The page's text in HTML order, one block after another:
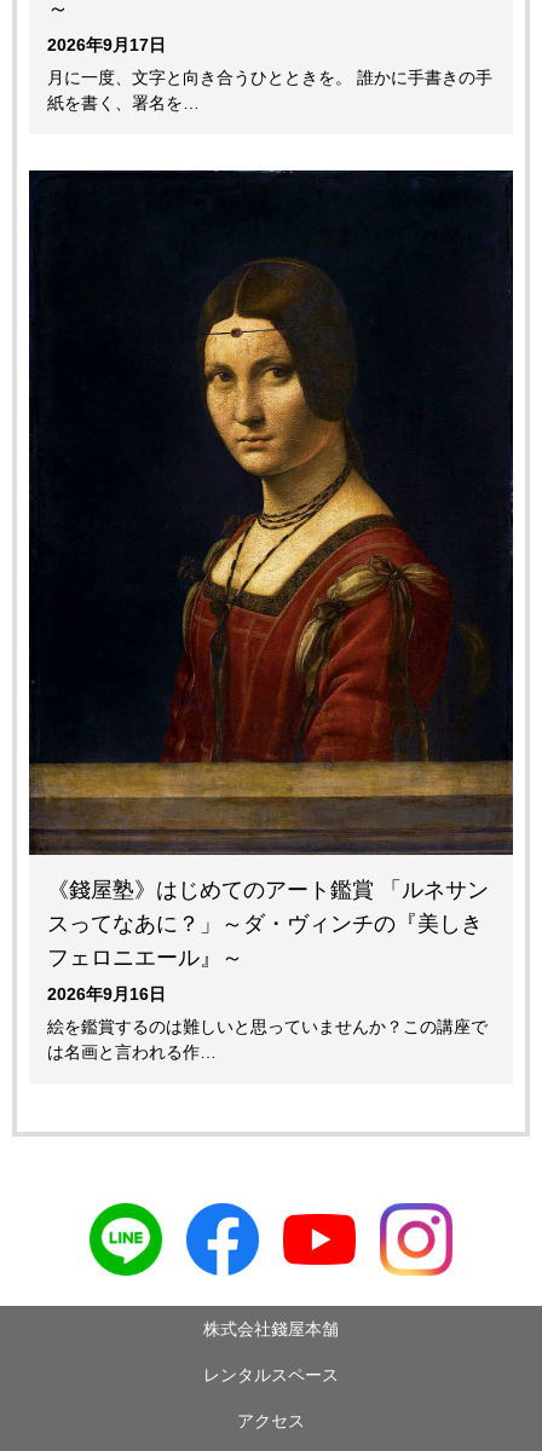
～
2026年9月17日
月に一度、文字と向き合うひとときを。 誰かに手書きの手
紙を書く、署名を…
《錢屋塾》はじめてのアート鑑賞 「ルネサン
スってなあに？」～ダ・ヴィンチの『美しき
フェロニエール』～
2026年9月16日
絵を鑑賞するのは難しいと思っていませんか？この講座で
は名画と言われる作…
株式会社錢屋本舗
レンタルスペース
アクセス